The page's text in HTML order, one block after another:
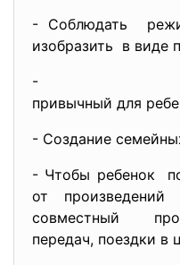
- Соблюдать
изобразить в виде
-
привычный для
- Создание
- Чтобы ребенок
от произведений
совместный
передач, поездки в